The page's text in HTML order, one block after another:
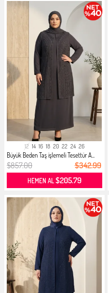
12 14 16 18 20 22 24 26
Büyük Beden Taş işlemeli Tesettür A...
$857.00 $342.99
HEMEN AL$205.79